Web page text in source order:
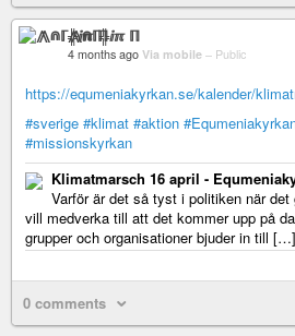
⨇⋒ℾ╬ⅈℼ ℿ
4 months ago Via mobile – Public
https://equmeniakyrkan.se/kalender/
#sverige #klimat #aktion
#missionskyrkan
Klimatmarsch 16 april -
Varför är det så tyst i politiken när
vill medverka till att det kommer upp på
grupper och organisationer bjuder in till […]
0 comments